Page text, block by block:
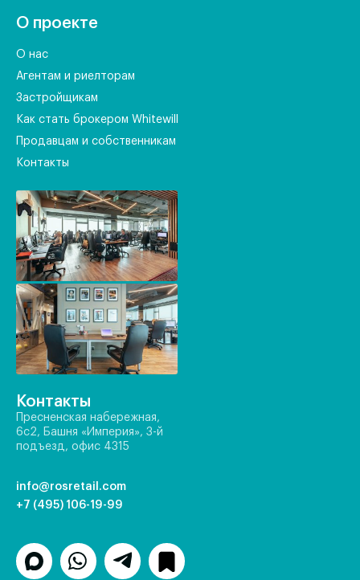
О проекте
О нас
Агентам и риелторам
Застройщикам
Как стать брокером Whitewill
Продавцам и собственникам
Контакты
Контакты
Пресненская набережная,
6с2, Башня «Империя», 3-й
подъезд, офис 4315
info@rosretail.com
+7 (495) 106-19-99